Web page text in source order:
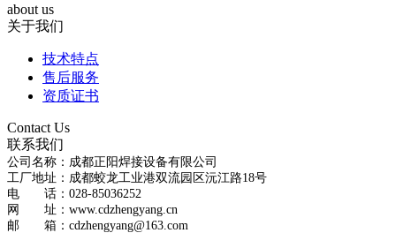
about us
关于我们
技术特点
售后服务
资质证书
Contact Us
联系我们
公司名称：成都正阳焊接设备有限公司
工厂地址：成都蛟龙工业港双流园区沅江路18号
电 话：028-85036252
网 址：www.cdzhengyang.cn
邮 箱：cdzhengyang@163.com